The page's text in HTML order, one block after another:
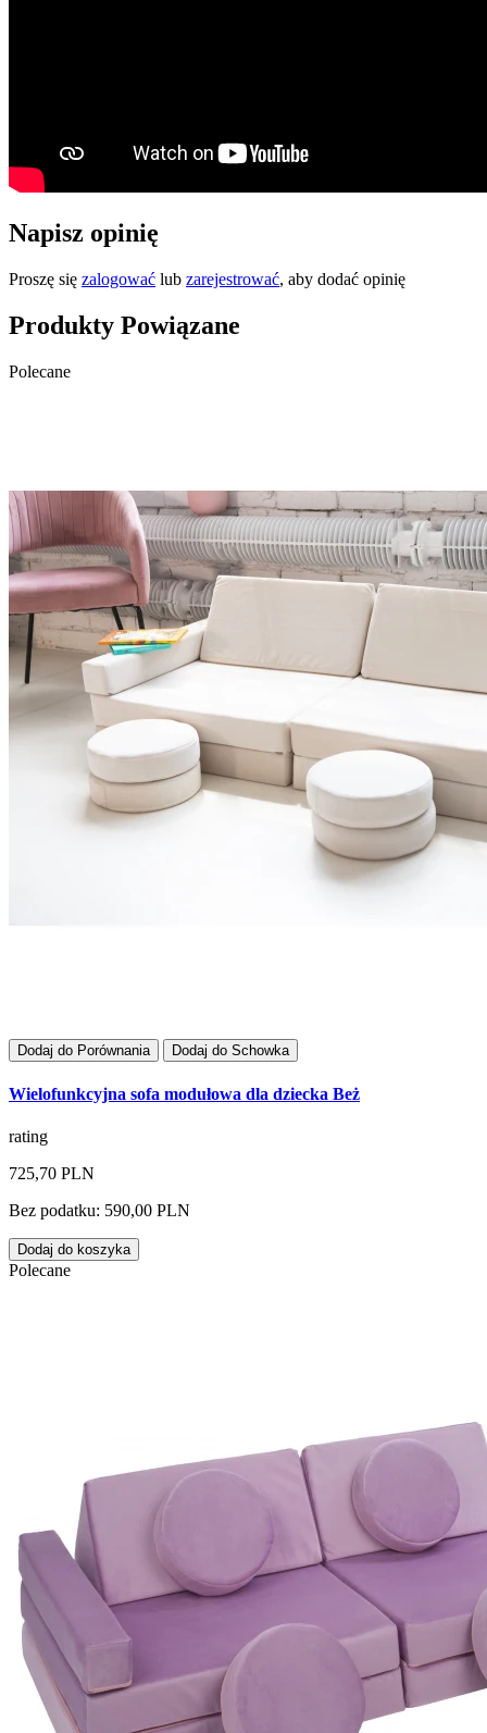
Napisz opinię
Proszę się zalogować lub zarejestrować, aby dodać opinię
Produkty Powiązane
Polecane
Dodaj do Porównania Dodaj do Schowka
Wielofunkcyjna sofa modułowa dla dziecka Beż
rating
725,70 PLN
Bez podatku: 590,00 PLN
Dodaj do koszyka
Polecane